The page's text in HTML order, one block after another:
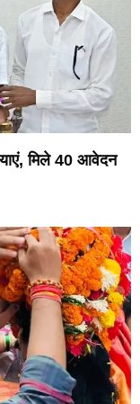
मिले 40 आवेदन